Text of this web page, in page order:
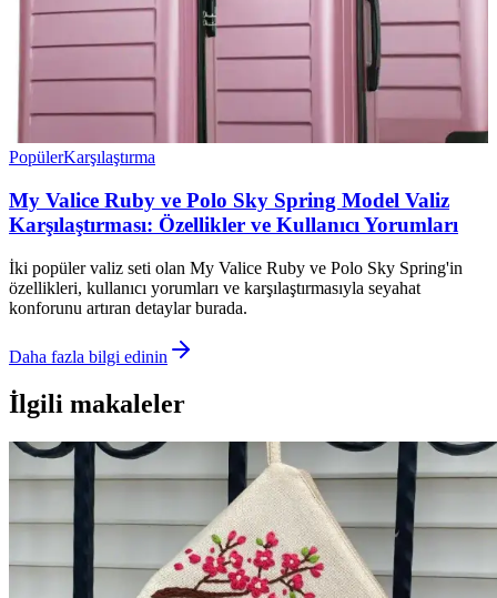
PopülerKarşılaştırma
My Valice Ruby ve Polo Sky Spring Model Valiz
Karşılaştırması: Özellikler ve Kullanıcı Yorumları
İki popüler valiz seti olan My Valice Ruby ve Polo Sky Spring'in
özellikleri, kullanıcı yorumları ve karşılaştırmasıyla seyahat
konforunu artıran detaylar burada.
Daha fazla bilgi edinin
İlgili makaleler